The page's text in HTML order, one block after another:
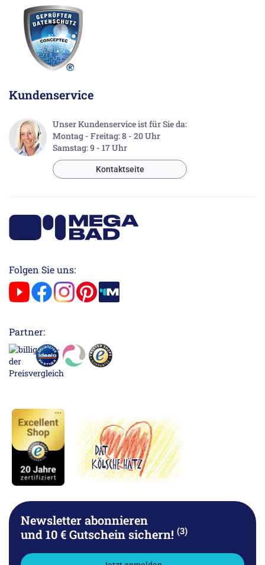
Kundenservice
Unser Kundenservice ist für Sie da:
Montag - Freitag: 8 - 20 Uhr
Samstag: 9 - 17 Uhr
Kontaktseite
Folgen Sie uns:
Partner:
Newsletter abonnieren
und 10 € Gutschein sichern! (3)